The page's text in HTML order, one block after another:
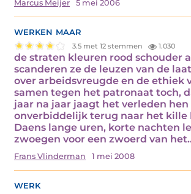
Marcus Meijer 5 mei 2006
werken maar
3.5 met 12 stemmen 1.030
de straten kleuren rood schouder
scanderen ze de leuzen van de
over arbeidsvreugde en de ethiek
samen tegen het patronaat toch,
jaar na jaar jaagt het verleden hen
onverbiddelijk terug naar het kille
Daens lange uren, korte nachten
zwoegen voor een zwoerd van
Frans Vlinderman 1 mei 2008
werk